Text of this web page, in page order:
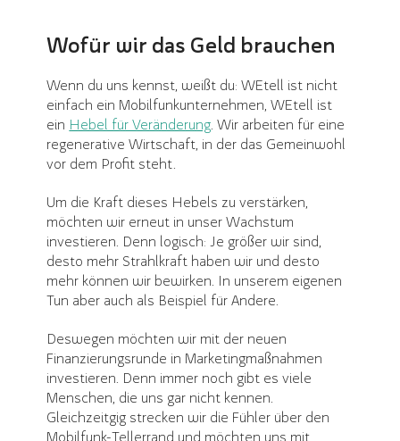
Wofür wir das Geld brauchen
Wenn du uns kennst, weißt du: WEtell ist nicht
einfach ein Mobilfunkunternehmen, WEtell ist
ein Hebel für Veränderung. Wir arbeiten für eine
regenerative Wirtschaft, in der das Gemeinwohl
vor dem Profit steht.
Um die Kraft dieses Hebels zu verstärken,
möchten wir erneut in unser Wachstum
investieren. Denn logisch: Je größer wir sind,
desto mehr Strahlkraft haben wir und desto
mehr können wir bewirken. In unserem eigenen
Tun aber auch als Beispiel für Andere.
Deswegen möchten wir mit der neuen
Finanzierungsrunde in Marketingmaßnahmen
investieren. Denn immer noch gibt es viele
Menschen, die uns gar nicht kennen.
Gleichzeitgig strecken wir die Fühler über den
Mobilfunk-Tellerrand und möchten uns mit